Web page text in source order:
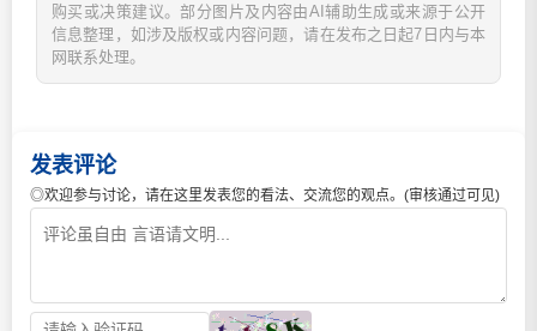
购买或决策建议。部分图片及内容由AI辅助生成或来源于公开
信息整理，如涉及版权或内容问题，请在发布之日起7日内与本
网联系处理。
发表评论
◎欢迎参与讨论，请在这里发表您的看法、交流您的观点。(审核通过可见)